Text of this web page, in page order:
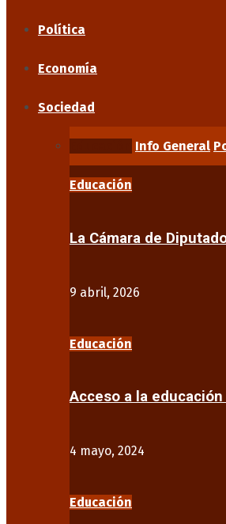
Política
Economía
Sociedad
Info General
Educación
La Cámara de
9 abril, 2026
Educación
Acceso a la
4 mayo, 2024
Educación